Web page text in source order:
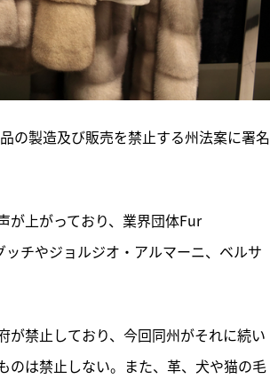
の製造及び販売を禁止する州法案に署名
が上がっており、業界団体Fur
チやジョルジオ・アルマーニ、ベルサ
禁止しており、今回同州がそれに続い
のは禁止しない。また、革、犬や猫の毛